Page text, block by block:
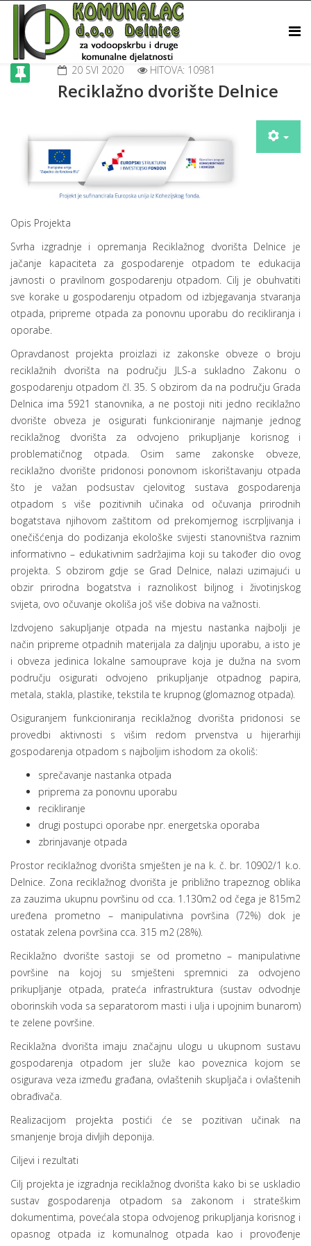
20 SVI 2020 HITOVA: 10981
Reciklažno dvorište Delnice
Opis Projekta
Svrha izgradnje i opremanja Reciklažnog dvorišta Delnice je
jačanje kapaciteta za gospodarenje otpadom te edukacija
javnosti o pravilnom gospodarenju otpadom. Cilj je obuhvatiti
sve korake u gospodarenju otpadom od izbjegavanja stvaranja
otpada, pripreme otpada za ponovnu uporabu do recikliranja i
oporabe.
Opravdanost projekta proizlazi iz zakonske obveze o broju
reciklažnih dvorišta na području JLS-a sukladno Zakonu o
gospodarenju otpadom čl. 35. S obzirom da na području Grada
Delnica ima 5921 stanovnika, a ne postoji niti jedno reciklažno
dvorište obveza je osigurati funkcioniranje najmanje jednog
reciklažnog dvorišta za odvojeno prikupljanje korisnog i
problematičnog otpada. Osim same zakonske obveze,
reciklažno dvorište pridonosi ponovnom iskorištavanju otpada
što je važan podsustav cjelovitog sustava gospodarenja
otpadom s više pozitivnih učinaka od očuvanja prirodnih
bogatstava njihovom zaštitom od prekomjernog iscrpljivanja i
onečišćenja do podizanja ekološke svijesti stanovništva raznim
informativno – edukativnim sadržajima koji su također dio ovog
projekta. S obzirom gdje se Grad Delnice, nalazi uzimajući u
obzir prirodna bogatstva i raznolikost biljnog i životinjskog
svijeta, ovo očuvanje okoliša još više dobiva na važnosti.
Izdvojeno sakupljanje otpada na mjestu nastanka najbolji je
način pripreme otpadnih materijala za daljnju uporabu, a isto je
i obveza jedinica lokalne samouprave koja je dužna na svom
području osigurati odvojeno prikupljanje otpadnog papira,
metala, stakla, plastike, tekstila te krupnog (glomaznog otpada).
Osiguranjem funkcioniranja reciklažnog dvorišta pridonosi se
provedbi aktivnosti s višim redom prvenstva u hijerarhiji
gospodarenja otpadom s najboljim ishodom za okoliš:
sprečavanje nastanka otpada
priprema za ponovnu uporabu
recikliranje
drugi postupci oporabe npr. energetska oporaba
zbrinjavanje otpada
Prostor reciklažnog dvorišta smješten je na k. č. br. 10902/1 k.o.
Delnice. Zona reciklažnog dvorišta je približno trapeznog oblika
za zauzima ukupnu površinu od cca. 1.130m2 od čega je 815m2
uređena prometno – manipulativna površina (72%) dok je
ostatak zelena površina cca. 315 m2 (28%).
Reciklažno dvorište sastoji se od prometno – manipulativne
površine na kojoj su smješteni spremnici za odvojeno
prikupljanje otpada, prateća infrastruktura (sustav odvodnje
oborinskih voda sa separatorom masti i ulja i upojnim bunarom)
te zelene površine.
Reciklažna dvorišta imaju značajnu ulogu u ukupnom sustavu
gospodarenja otpadom jer služe kao poveznica kojom se
osigurava veza između građana, ovlaštenih skupljača i ovlaštenih
obrađivača.
Realizacijom projekta postići će se pozitivan učinak na
smanjenje broja divljih deponija.
Ciljevi i rezultati
Cilj projekta je izgradnja reciklažnog dvorišta kako bi se uskladio
sustav gospodarenja otpadom sa zakonom i strateškim
dokumentima, povećala stopa odvojenog prikupljanja korisnog i
opasnog otpada iz komunalnog otpada kao i provođenje